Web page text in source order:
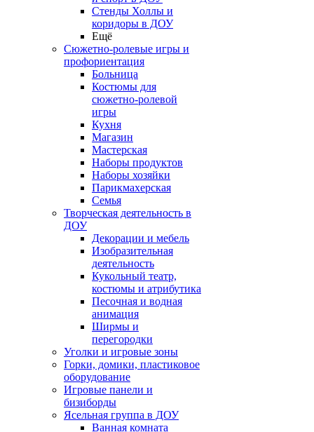
Стенды Холлы и
коридоры в ДОУ
Ещё
Сюжетно-ролевые игры и
профориентация
Больница
Костюмы для
сюжетно-ролевой
игры
Кухня
Магазин
Мастерская
Наборы продуктов
Наборы хозяйки
Парикмахерская
Семья
Творческая деятельность в
ДОУ
Декорации и мебель
Изобразительная
деятельность
Кукольный театр,
костюмы и атрибутика
Песочная и водная
анимация
Ширмы и
перегородки
Уголки и игровые зоны
Горки, домики, пластиковое
оборудование
Игровые панели и
бизиборды
Ясельная группа в ДОУ
Ванная комната